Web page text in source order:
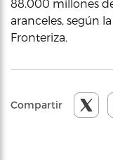
88.000 millones
aranceles, según
Fronteriza.
Compartir